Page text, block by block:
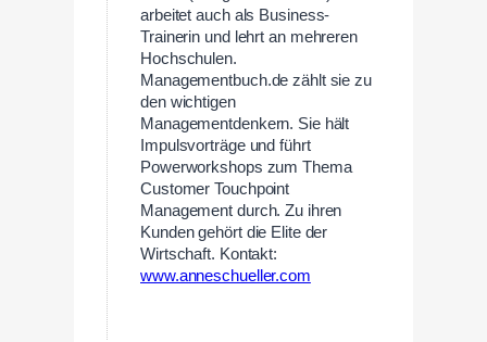
arbeitet auch als Business-
Trainerin und lehrt an mehreren
Hochschulen.
Managementbuch.de zählt sie zu
den wichtigen
Managementdenkern. Sie hält
Impulsvorträge und führt
Powerworkshops zum Thema
Customer Touchpoint
Management durch. Zu ihren
Kunden gehört die Elite der
Wirtschaft. Kontakt:
www.anneschueller.com